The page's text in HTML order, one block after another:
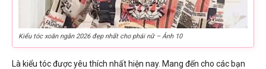
Kiểu tóc xoăn ngắn 2026 đẹp nhất cho phái nữ – Ảnh 10
Là kiểu tóc được yêu thích nhất hiện nay. Mang đến cho các bạn